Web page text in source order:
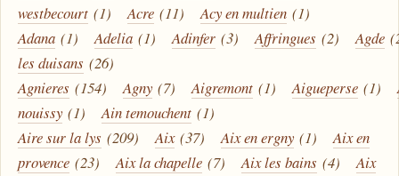
westbecourt (1) Acre (11) Acy en multien (1)
Adana (1) Adelia (1) Adinfer (3) Affringues (2) Agde
les duisans (26)
Agnieres (154) Agny (7) Aigremont (1) Aigueperse (1)
nouissy (1) Ain temouchent (1)
Aire sur la lys (209) Aix (37) Aix en ergny (1)
Aix en
provence (23) Aix la chapelle (7) Aix les bains (4)
Aix